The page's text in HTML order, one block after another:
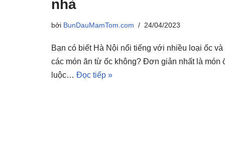
nhà
bởi BunDauMamTom.com 24/04/2023
Bạn có biết Hà Nội nổi tiếng với nhiều loại ốc và
các món ăn từ ốc không? Đơn giản nhất là món
luộc… Đọc tiếp »